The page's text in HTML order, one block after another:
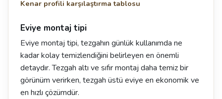
Kenar profili karşılaştırma tablosu
Eviye montaj tipi
Eviye montaj tipi, tezgahın günlük kullanımda ne
kadar kolay temizlendiğini belirleyen en önemli
detaydır. Tezgah altı ve sıfır montaj daha temiz bir
görünüm verirken, tezgah üstü eviye en ekonomik ve
en hızlı çözümdür.